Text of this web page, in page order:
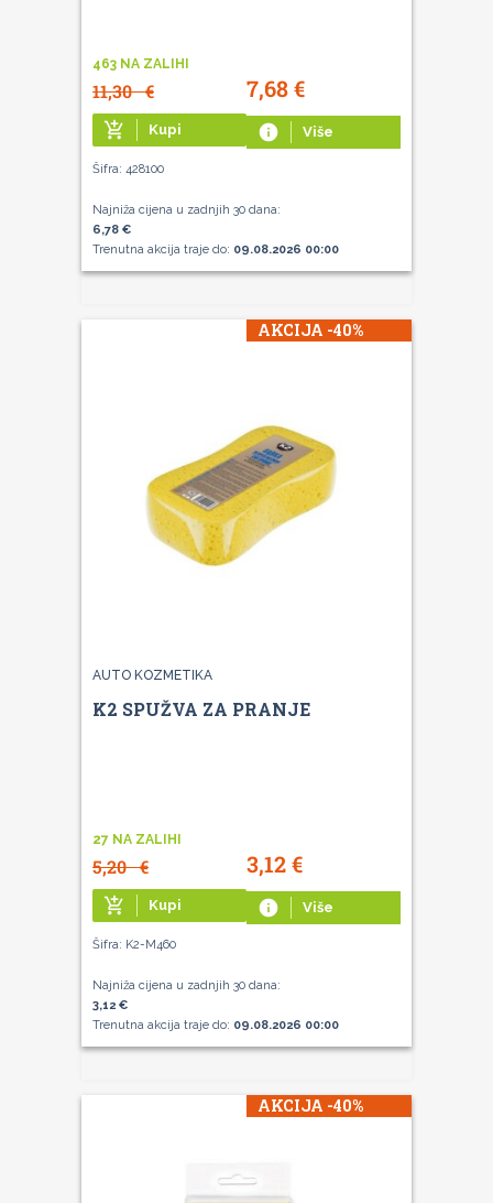
463 NA ZALIHI
11,30€ 7,68€
add_shopping_cart Kupi info Više
Šifra: 428100
Najniža cijena u zadnjih 30 dana:
6,78 €
Trenutna akcija traje do: 09.08.2026 00:00
AKCIJA -40%
AUTO KOZMETIKA
K2 SPUŽVA ZA PRANJE
27 NA ZALIHI
5,20€ 3,12€
add_shopping_cart Kupi info Više
Šifra: K2-M460
Najniža cijena u zadnjih 30 dana:
3,12 €
Trenutna akcija traje do: 09.08.2026 00:00
AKCIJA -40%